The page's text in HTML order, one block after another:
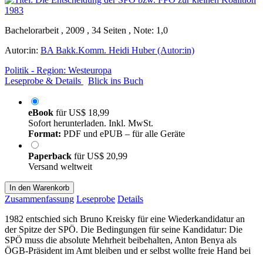
Bachelorarbeit , 2009 , 34 Seiten , Note: 1,0
Autor:in: BA Bakk.Komm. Heidi Huber (Autor:in)
Politik - Region: Westeuropa
Leseprobe & Details
Blick ins Buch
eBook fürUS$ 18,99
Sofort herunterladen. Inkl. MwSt.
Format: PDF und ePUB – für alle Geräte
Paperback fürUS$ 20,99
Versand weltweit
In den Warenkorb
Zusammenfassung Leseprobe Details
1982 entschied sich Bruno Kreisky für eine Wiederkandidatur an
der Spitze der SPÖ. Die Bedingungen für seine Kandidatur: Die
SPÖ muss die absolute Mehrheit beibehalten, Anton Benya als
ÖGB-Präsident im Amt bleiben und er selbst wollte freie Hand bei